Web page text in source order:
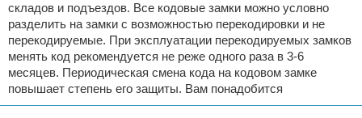
складов и подъездов. Все кодовые замки можно условно
разделить на замки с возможностью перекодировки и не
перекодируемые. При эксплуатации перекодируемых замков
менять код рекомендуется не реже одного раза в 3-6
месяцев. Периодическая смена кода на кодовом замке
повышает степень его защиты. Вам понадобится